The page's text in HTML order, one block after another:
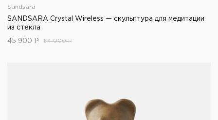
Sandsara
SANDSARA Crystal Wireless — скульптура для медитации
из стекла
45 900 Р 54 000Р